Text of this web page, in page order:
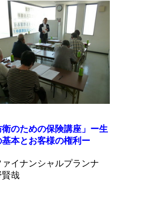
衛のための保険講座 」ー生
本とお客様の権利ー
イナンシャルプランナ
哉